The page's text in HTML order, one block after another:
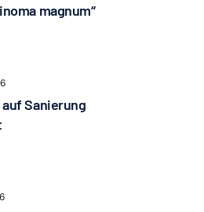
magnum“
Sanierung